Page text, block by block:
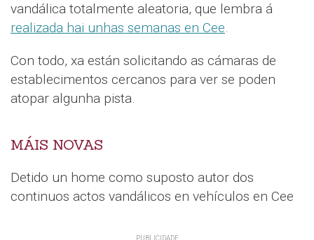
vandálica totalmente aleatoria, que lembra á
realizada hai unhas semanas en Cee.
Con todo, xa están solicitando as cámaras de
establecimentos cercanos para ver se poden
atopar algunha pista.
MÁIS NOVAS
Detido un home como suposto autor dos
continuos actos vandálicos en vehículos en Cee